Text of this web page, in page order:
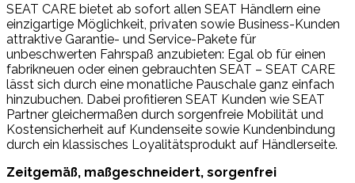
SEAT CARE bietet ab sofort allen SEAT Händlern eine
einzigartige Möglichkeit, privaten sowie Business-Kunden
attraktive Garantie- und Service-Pakete für
unbeschwerten Fahrspaß anzubieten: Egal ob für einen
fabrikneuen oder einen gebrauchten SEAT – SEAT CARE
lässt sich durch eine monatliche Pauschale ganz einfach
hinzubuchen. Dabei profitieren SEAT Kunden wie SEAT
Partner gleichermaßen durch sorgenfreie Mobilität und
Kostensicherheit auf Kundenseite sowie Kundenbindung
durch ein klassisches Loyalitätsprodukt auf Händlerseite.
Zeitgemäß, maßgeschneidert, sorgenfrei